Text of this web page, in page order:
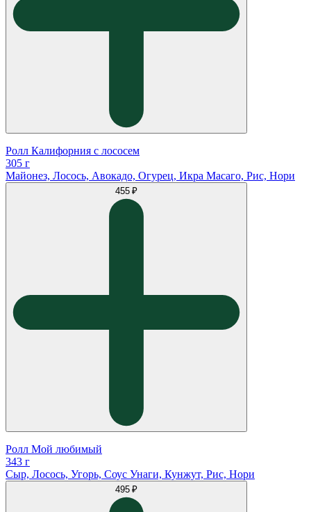
Ролл Калифорния с лососем
305 г
Майонез, Лосось, Авокадо, Огурец, Икра Масаго, Рис, Нори
455 ₽
Ролл Мой любимый
343 г
Сыр, Лосось, Угорь, Соус Унаги, Кунжут, Рис, Нори
495 ₽